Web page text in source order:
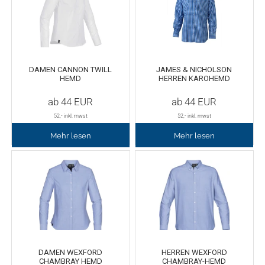
Tafelfolie
Übersicht
Chemica Firstmark
Chemica Hotmark
Chemica Holograflex
Trommeln
Schnellspanner
Taschen und Kisten
Ausstattung für Taschen
DAMEN CANNON TWILL
HEMD
ab 44 EUR
52,- inkl. mwst
Mehr lesen
JAMES & NICHOLSON
HERREN KAROHEMD
ab 44 EUR
52,- inkl. mwst
Mehr lesen
DAMEN WEXFORD
CHAMBRAY HEMD
HERREN WEXFORD
CHAMBRAY-HEMD